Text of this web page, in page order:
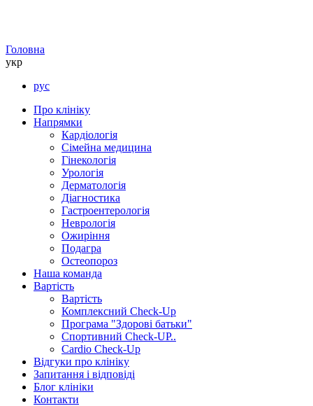
Головна
укр
рус
Про клініку
Напрямки
Кардіологія
Сімейна медицина
Гінекологія
Урологія
Дерматологія
Діагностика
Гастроентерологія
Неврологія
Ожиріння
Подагра
Остеопороз
Наша команда
Вартість
Вартість
Комплексний Check-Up
Програма "Здорові батьки"
Спортивний Check-UP..
Cardio Check-Up
Відгуки про клініку
Запитання і відповіді
Блог клініки
Контакти